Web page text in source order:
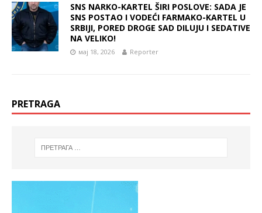
SNS NARKO-KARTEL ŠIRI POSLOVE: SADA JE
SNS POSTAO I VODEĆI FARMAKO-KARTEL U
SRBIJI, PORED DROGE SAD DILUJU I SEDATIVE
NA VELIKO!
мај 18, 2026 Reporter
PRETRAGA